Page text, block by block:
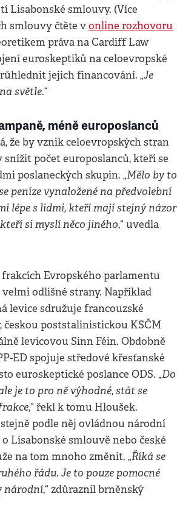
Lisabonské smlouvy. (Více
smlouvy čtěte vonline rozhovoru
práva na Cardiff Law
euroskeptiků na celoevropské
jejich financování. „Je
světle.“
méně europoslanců
že by vznik celoevropských stran
počet europoslanců, kteří se
poslaneckých skupin. „Mělo by to
peníze vynaložené na předvolební
lépe s lidmi, kteří mají stejný názor
kteří si myslí něco jiného,“ uvedla
frakcích Evropského parlamentu
odlišné strany. Například
levice sdružuje francouzské
českou poststalinistickou KSČM
levicovou Sinn Féin. Obdobně
ED spojuje středové křesťanské
euroskeptické poslance ODS. „Do
je to pro ně výhodné, stát se
,“ řekl k tomu Hloušek.
podle něj ovládnou národní
Lisabonské smlouvě nebo české
na tom mnoho změnit. „Říká se
řádu. Je to pouze pomocné
národní,“ zdůraznil brněnský